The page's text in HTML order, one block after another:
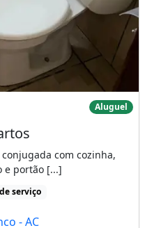
Aluguel
com cozinha,
e portão [...]
serviço
- AC